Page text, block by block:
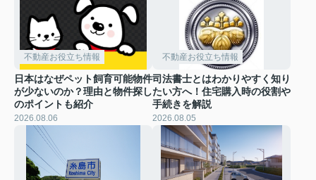
不動産お役立ち情報
日本はなぜペット飼育可能物件
が少ないのか？理由と物件探し
のポイントも紹介
2026.08.06
不動産お役立ち情報
司法書士とはわかりやすく知り
たい方へ！住宅購入時の役割や
手続きを解説
2026.08.05